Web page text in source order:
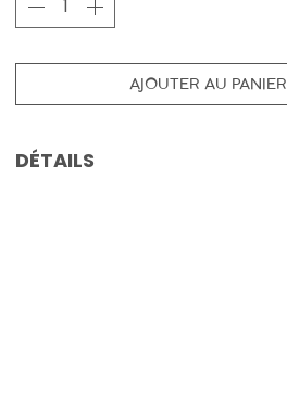
AJOUTER AU PANIER
DÉTAILS